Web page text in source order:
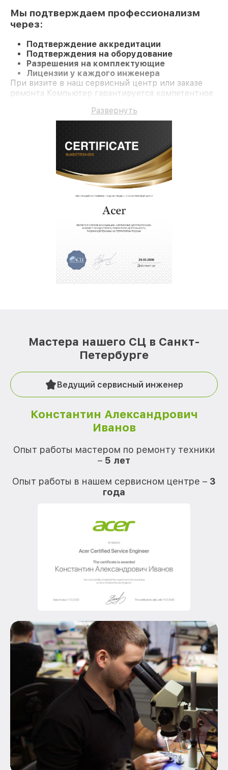
Мы подтверждаем профессионализм
через:
Подтверждение аккредитации
Подтверждения на оборудование
Разрешения на комплектующие
Лицензии у каждого инженера
При визите в наш сервисный центр или заказе
ремонта Компьютер гарантируется компетентное
Развернуть
Мастера нашего СЦ в Санкт-
Петербурге
Ведущий сервисный инженер
Константин Александрович
Иванов
Опыт работы мастером по ремонту техники
– 5 лет
Опыт работы в нашем сервисном центре – 3
года